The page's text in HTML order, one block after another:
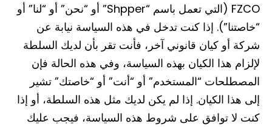
FZCO (التي تعمل باسم “Shpper” أو “نحن” أو “لنا” أو
“خاصتنا”). إذا كنت تدخل في هذه السياسة نيابة عن
شركة أو كيان قانوني آخر، فأنت تقر بأن لديك السلطة
لإلزام هذا الكيان بهذه السياسة، وفي هذه الحالة فإن
المصطلحات “المستخدم” أو “أنت” أو “خاصتك” تشير
إلى هذا الكيان. إذا لم يكن لديك مثل هذه السلطة، أو إذا
كنت لا توافق على شروط هذه السياسة، فيجب عليك